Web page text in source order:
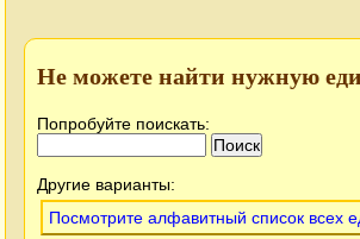
Не можете найти нужную
Попробуйте поискать:
Другие варианты:
Посмотрите алфавитный список всех